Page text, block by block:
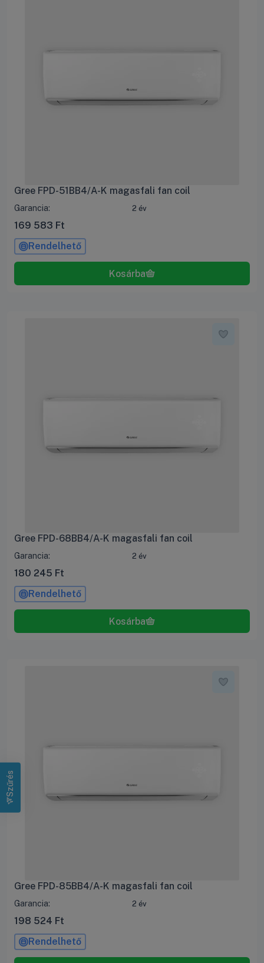
Szűrés
Gree FPD-51BB4/A-K magasfali fan coil
Garancia: 2 év
169 583 Ft
Rendelhető
Gree FPD-68BB4/A-K magasfali fan coil
Garancia: 2 év
180 245 Ft
Rendelhető
Gree FPD-85BB4/A-K magasfali fan coil
Garancia: 2 év
198 524 Ft
Rendelhető